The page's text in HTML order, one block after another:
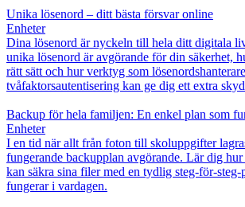
Unika lösenord – ditt bästa försvar online
Enheter
Dina lösenord är nyckeln till hela ditt digitala
unika lösenord är avgörande för din säkerhet,
rätt sätt och hur verktyg som
tvåfaktorsautentisering kan ge dig ett extra
Backup för hela familjen: En enkel plan som
Enheter
I en tid när allt från foton till skoluppgifter
fungerande backupplan avgörande. Lär dig
kan säkra sina filer med en tydlig steg-för-
fungerar i vardagen.